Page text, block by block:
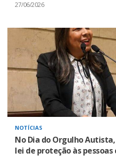
27/06/2026
NOTÍCIAS
No Dia do Orgulho
lei de proteção às